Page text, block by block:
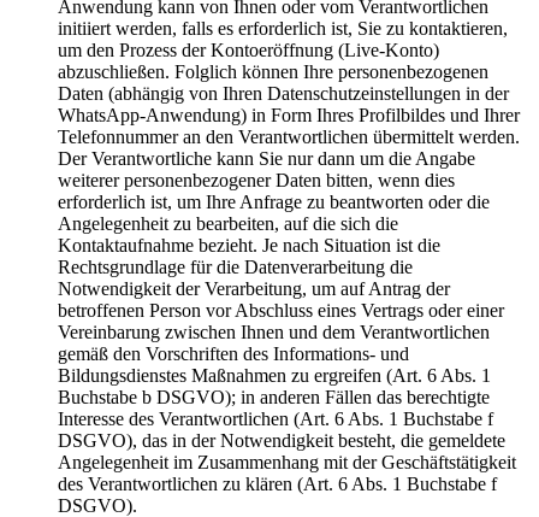
Anwendung kann von Ihnen oder vom Verantwortlichen
initiiert werden, falls es erforderlich ist, Sie zu kontaktieren,
um den Prozess der Kontoeröffnung (Live-Konto)
abzuschließen. Folglich können Ihre personenbezogenen
Daten (abhängig von Ihren Datenschutzeinstellungen in der
WhatsApp-Anwendung) in Form Ihres Profilbildes und Ihrer
Telefonnummer an den Verantwortlichen übermittelt werden.
Der Verantwortliche kann Sie nur dann um die Angabe
weiterer personenbezogener Daten bitten, wenn dies
erforderlich ist, um Ihre Anfrage zu beantworten oder die
Angelegenheit zu bearbeiten, auf die sich die
Kontaktaufnahme bezieht. Je nach Situation ist die
Rechtsgrundlage für die Datenverarbeitung die
Notwendigkeit der Verarbeitung, um auf Antrag der
betroffenen Person vor Abschluss eines Vertrags oder einer
Vereinbarung zwischen Ihnen und dem Verantwortlichen
gemäß den Vorschriften des Informations- und
Bildungsdienstes Maßnahmen zu ergreifen (Art. 6 Abs. 1
Buchstabe b DSGVO); in anderen Fällen das berechtigte
Interesse des Verantwortlichen (Art. 6 Abs. 1 Buchstabe f
DSGVO), das in der Notwendigkeit besteht, die gemeldete
Angelegenheit im Zusammenhang mit der Geschäftstätigkeit
des Verantwortlichen zu klären (Art. 6 Abs. 1 Buchstabe f
DSGVO).